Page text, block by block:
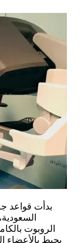
بدأت قواعد
الروبوت
يحيط بالأعضاء